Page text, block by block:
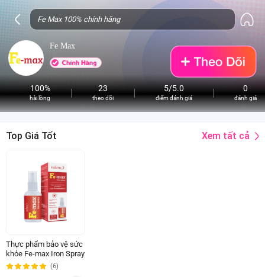
Fe Max
100%
hài lòng
23
theo dõi
5/5.0
điểm đánh giá
0
đánh giá
Top Giá Tốt Xem tất cả
Thực phẩm bảo vệ sức
khỏe Fe-max Iron Spray
(6)